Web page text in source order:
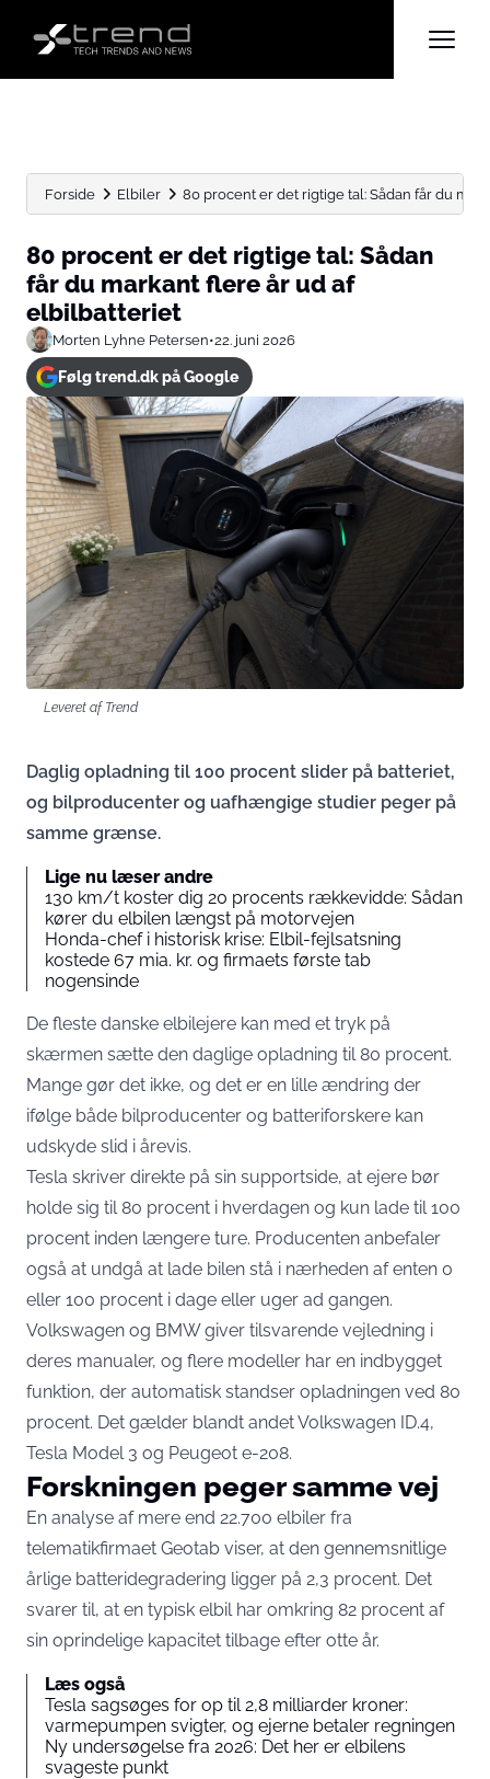
Forside Elbiler 80 procent er det rigtige tal: Sådan får du
80 procent er det rigtige tal: Sådan
får du markant flere år ud af
elbilbatteriet
Morten Lyhne Petersen•22. juni 2026
Følg trend.dk på Google
Leveret af Trend
Daglig opladning til 100 procent slider på batteriet,
og bilproducenter og uafhængige studier peger på
samme grænse.
Lige nu læser andre
130 km/t koster dig 20 procents rækkevidde: Sådan
kører du elbilen længst på motorvejen
Honda-chef i historisk krise: Elbil-fejlsatsning
kostede 67 mia. kr. og firmaets første tab
nogensinde
De fleste danske elbilejere kan med et tryk på
skærmen sætte den daglige opladning til 80 procent.
Mange gør det ikke, og det er en lille ændring der
ifølge både bilproducenter og batteriforskere kan
udskyde slid i årevis.
Tesla skriver direkte på sin supportside, at ejere bør
holde sig til 80 procent i hverdagen og kun lade til 100
procent inden længere ture. Producenten anbefaler
også at undgå at lade bilen stå i nærheden af enten 0
eller 100 procent i dage eller uger ad gangen.
Volkswagen og BMW giver tilsvarende vejledning i
deres manualer, og flere modeller har en indbygget
funktion, der automatisk standser opladningen ved 80
procent. Det gælder blandt andet Volkswagen ID.4,
Tesla Model 3 og Peugeot e-208.
Forskningen peger samme vej
En analyse af mere end 22.700 elbiler fra
telematikfirmaet Geotab viser, at den gennemsnitlige
årlige batteridegradering ligger på 2,3 procent. Det
svarer til, at en typisk elbil har omkring 82 procent af
sin oprindelige kapacitet tilbage efter otte år.
Læs også
Tesla sagsøges for op til 2,8 milliarder kroner:
varmepumpen svigter, og ejerne betaler regningen
Ny undersøgelse fra 2026: Det her er elbilens
svageste punkt